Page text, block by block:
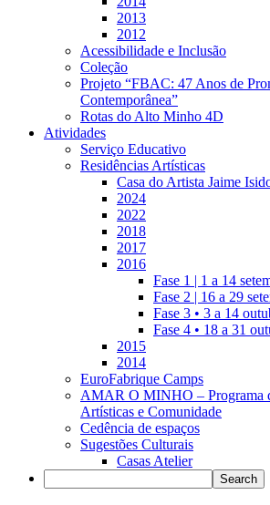
2013
2012
Acessibilidade e Inclusão
Coleção
Projeto “FBAC: 47 Anos de
Contemporânea”
Rotas do Alto Minho 4D
Atividades
Serviço Educativo
Residências Artísticas
Casa do Artista Jaime
2024
2022
2018
2017
2016
Fase 1 | 1 a 14
Fase 2 | 16 a 29
Fase 3 • 3 a 14
Fase 4 • 18 a 31
2015
2014
EuroFabrique Camps
AMAR O MINHO – Programa
Artísticas e Comunidade
Cedência de espaços
Sugestões Culturais
Casas Atelier